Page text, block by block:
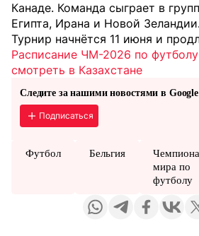
Канаде. Команда сыграет в
Египта, Ирана и Новой
Турнир начнётся 11 июня и
Расписание ЧМ-2026 по
смотреть в Казахстане
Следите за нашими новостями в Google
Подписаться
Футбол Бельгия
мира по
футболу